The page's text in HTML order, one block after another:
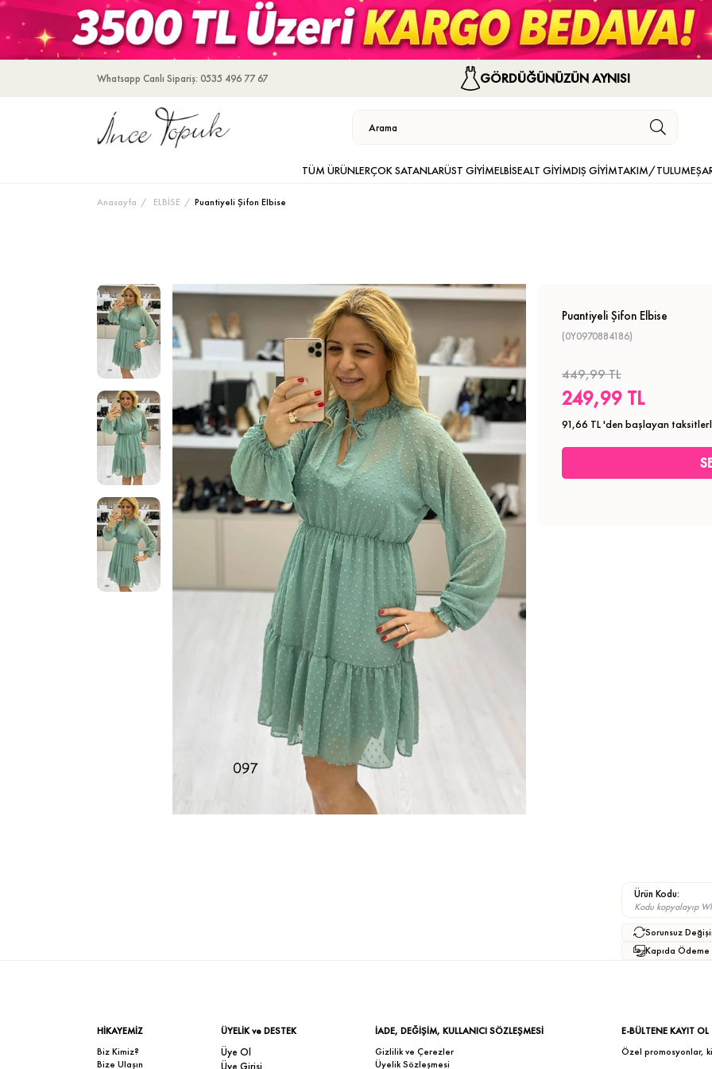
Whatsapp Canlı Sipariş: 0535 496 77 67 GÖRDÜĞÜNÜZÜN AYNISI
TÜM ÜRÜNLERÇOK SATANLARÜST GİYİMELBİSEALT GİYİMDIŞ GİYİMTAKIM/TULUM
Anasayfa ELBİSE Puantiyeli Şifon Elbise
Puantiyeli Şifon Elbise
(0Y0970884186)
449,99 TL
249,99 TL
91,66 TL'den başlayan
Ürün Kodu:
Kodu kopyalayıp
Sorunsuz
Kapıda Ödeme
HİKAYEMİZ
Biz Kimiz?
Bize Ulaşın
ÜYELİK ve DESTEK
Üye Ol
Üye Girişi
İADE, DEĞİŞİM, KULLANICI SÖZLEŞMESİ
Gizlilik ve Çerezler
Üyelik Sözleşmesi
E-BÜLTENE KAYIT OL
Özel promosyonlar,